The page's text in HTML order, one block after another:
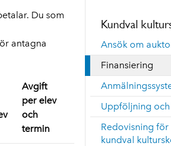
Kundval
Ansök om
Finansiering
Uppföljning
Redovisning
kundval
Du som
antagna
Avgift
per elev
och
termin